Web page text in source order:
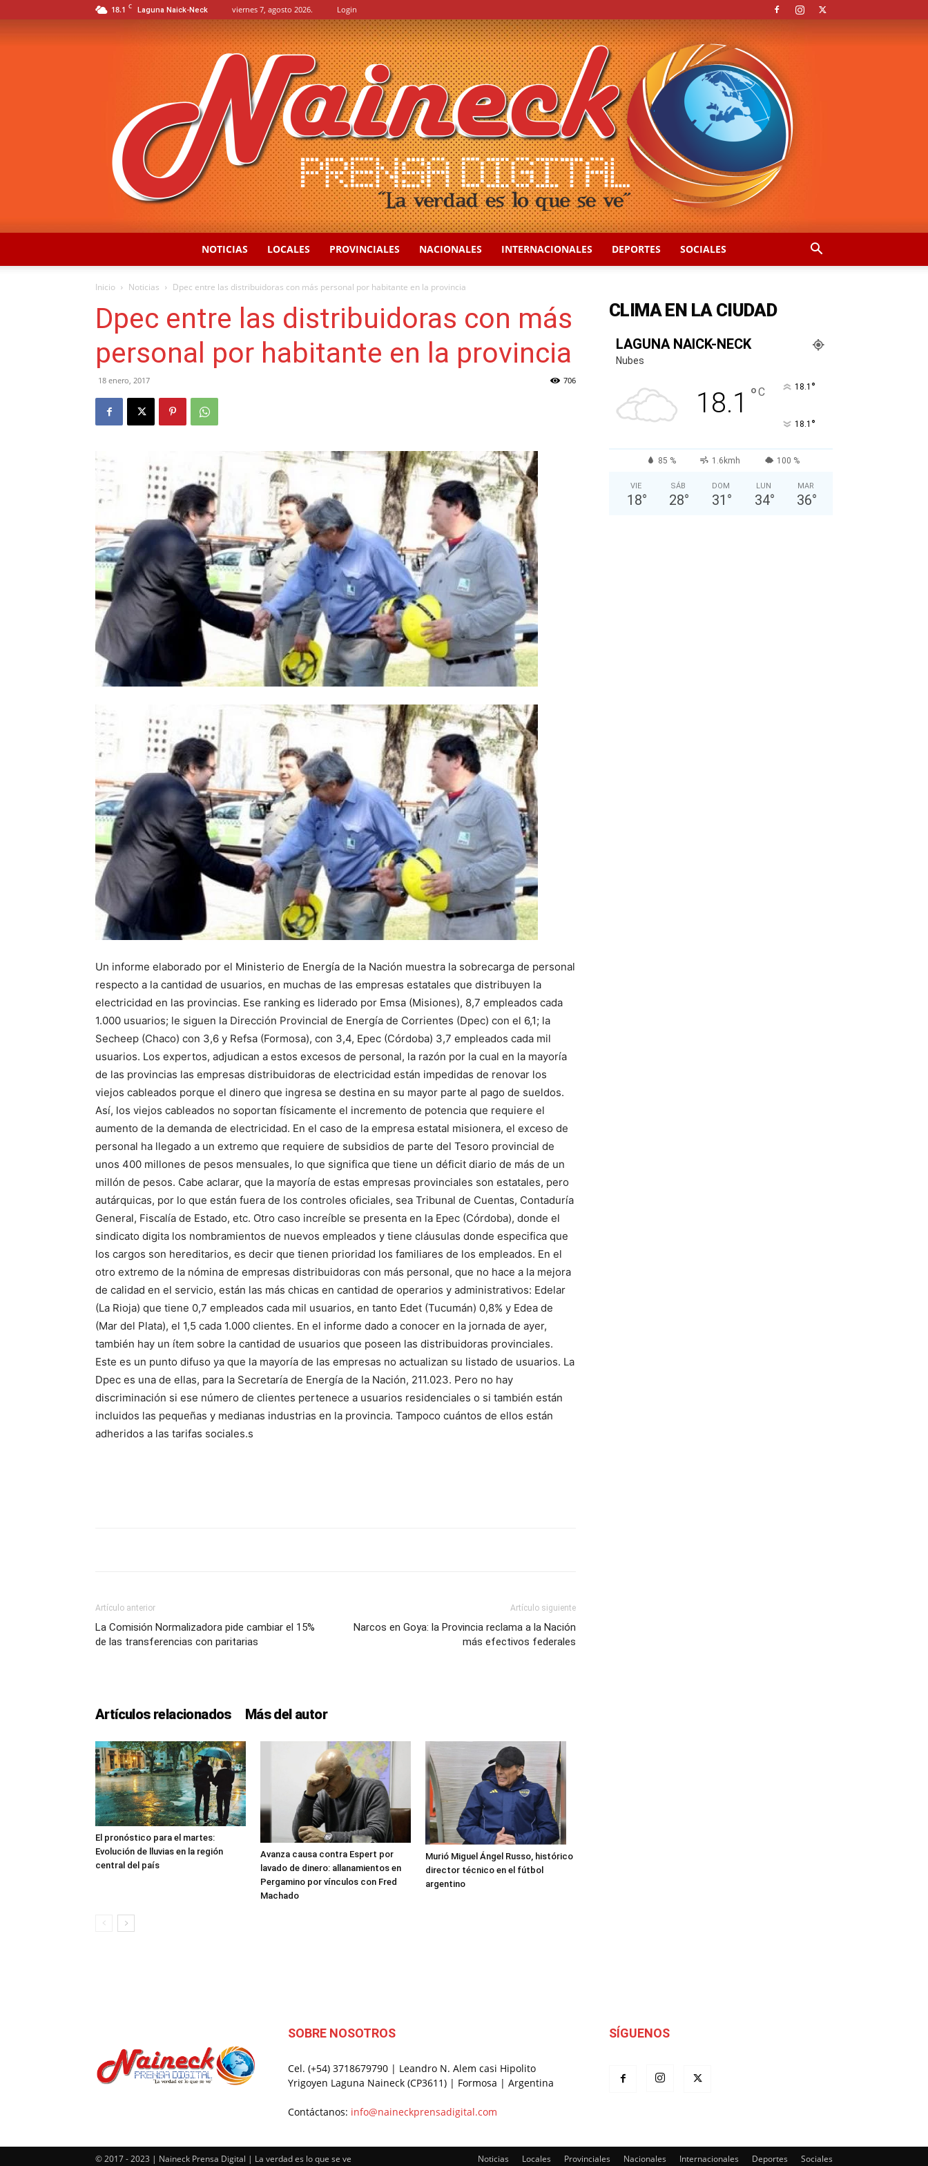
18.1 C Laguna Naick-Neck viernes 7, agosto 2026. Login
NAINECK
PRENSA
DIGITAL
::
La
Verdad
es
NOTICIAS LOCALES PROVINCIALES NACIONALES INTERNACIONALES DEPORTES SOCIALES
Inicio Noticias Dpec entre las distribuidoras con más personal por habitante en la provincia
Dpec entre las distribuidoras con más
personal por habitante en la provincia
18 enero, 2017 706
Un informe elaborado por el Ministerio de Energía de la Nación muestra la sobrecarga de personal
respecto a la cantidad de usuarios, en muchas de las empresas estatales que distribuyen la
electricidad en las provincias. Ese ranking es liderado por Emsa (Misiones), 8,7 empleados cada
1.000 usuarios; le siguen la Dirección Provincial de Energía de Corrientes (Dpec) con el 6,1; la
Secheep (Chaco) con 3,6 y Refsa (Formosa), con 3,4, Epec (Córdoba) 3,7 empleados cada mil
usuarios. Los expertos, adjudican a estos excesos de personal, la razón por la cual en la mayoría
de las provincias las empresas distribuidoras de electricidad están impedidas de renovar los
viejos cableados porque el dinero que ingresa se destina en su mayor parte al pago de sueldos.
Así, los viejos cableados no soportan físicamente el incremento de potencia que requiere el
aumento de la demanda de electricidad. En el caso de la empresa estatal misionera, el exceso de
personal ha llegado a un extremo que requiere de subsidios de parte del Tesoro provincial de
unos 400 millones de pesos mensuales, lo que significa que tiene un déficit diario de más de un
millón de pesos. Cabe aclarar, que la mayoría de estas empresas provinciales son estatales, pero
autárquicas, por lo que están fuera de los controles oficiales, sea Tribunal de Cuentas, Contaduría
General, Fiscalía de Estado, etc. Otro caso increíble se presenta en la Epec (Córdoba), donde el
sindicato digita los nombramientos de nuevos empleados y tiene cláusulas donde especifica que
los cargos son hereditarios, es decir que tienen prioridad los familiares de los empleados. En el
otro extremo de la nómina de empresas distribuidoras con más personal, que no hace a la mejora
de calidad en el servicio, están las más chicas en cantidad de operarios y administrativos: Edelar
(La Rioja) que tiene 0,7 empleados cada mil usuarios, en tanto Edet (Tucumán) 0,8% y Edea de
(Mar del Plata), el 1,5 cada 1.000 clientes. En el informe dado a conocer en la jornada de ayer,
también hay un ítem sobre la cantidad de usuarios que poseen las distribuidoras provinciales.
Este es un punto difuso ya que la mayoría de las empresas no actualizan su listado de usuarios. La
Dpec es una de ellas, para la Secretaría de Energía de la Nación, 211.023. Pero no hay
discriminación si ese número de clientes pertenece a usuarios residenciales o si también están
incluidos las pequeñas y medianas industrias en la provincia. Tampoco cuántos de ellos están
adheridos a las tarifas sociales.s
Artículo anterior
La Comisión Normalizadora pide cambiar el 15%
de las transferencias con paritarias
Artículo siguiente
Narcos en Goya: la Provincia reclama a la Nación
más efectivos federales
Artículos relacionados Más del autor
El pronóstico para el martes:
Evolución de lluvias en la región
central del país
Avanza causa contra Espert por
lavado de dinero: allanamientos en
Pergamino por vínculos con Fred
Machado
Murió Miguel Ángel Russo, histórico
director técnico en el fútbol
argentino
CLIMA EN LA CIUDAD
LAGUNA NAICK-NECK
Nubes
18.1 °C 18.1 °
18.1 °
85 % 1.6kmh 100 %
VIE
18°
SÁB
28°
DOM
31 °
LUN
34°
MAR
36°
SOBRE NOSOTROS
Cel. (+54) 3718679790 | Leandro N. Alem casi Hipolito
Yrigoyen Laguna Naineck (CP3611) | Formosa | Argentina
Contáctanos: info@naineckprensadigital.com
SÍGUENOS
Noticias Locales Provinciales Nacionales Internacionales Deportes Sociales
© 2017 - 2023 | Naineck Prensa Digital | La verdad es lo que se ve